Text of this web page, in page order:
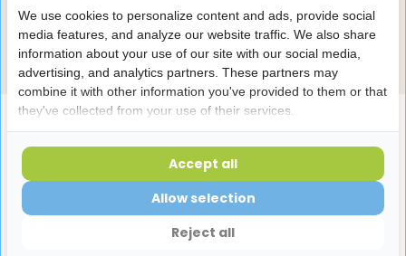
Productomschrijving
Reviews
in de chat of stuur een e-mail.
Stuur e-mail
Laatst bekeken producten
We use cookies to personalize content and ads, provide social
media features, and analyze our website traffic. We also share
information about your use of our site with our social media,
advertising, and analytics partners. These partners may
combine it with other information you've provided to them or that
they've collected from your use of their services.
Reject all
Allow selection
Accept all